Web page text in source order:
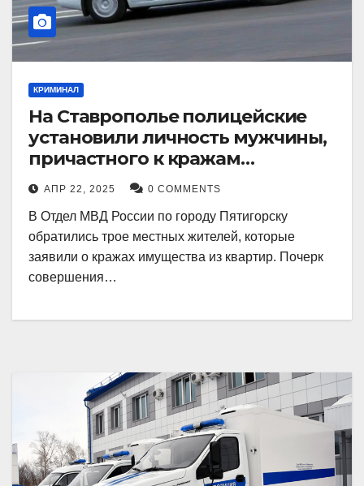
КРИМИНАЛ
На Ставрополье полицейские
установили личность мужчины,
причастного к кражам
имущества из квартир в
Пятигорске
АПР 22, 2025 0 COMMENTS
В Отдел МВД России по городу Пятигорску
обратились трое местных жителей, которые
заявили о кражах имущества из квартир. Почерк
совершения…